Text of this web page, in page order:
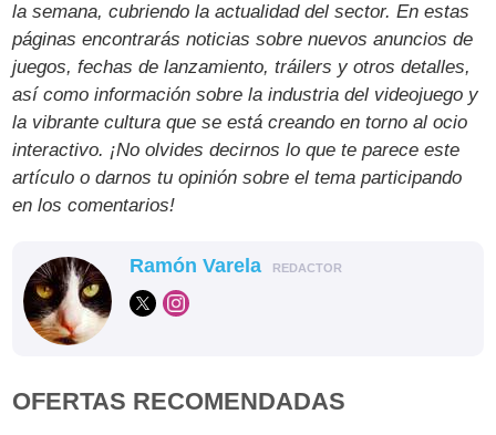
la semana, cubriendo la actualidad del sector. En estas
páginas encontrarás noticias sobre nuevos anuncios de
juegos, fechas de lanzamiento, tráilers y otros detalles,
así como información sobre la industria del videojuego y
la vibrante cultura que se está creando en torno al ocio
interactivo. ¡No olvides decirnos lo que te parece este
artículo o darnos tu opinión sobre el tema participando
en los comentarios!
Ramón Varela REDACTOR
OFERTAS RECOMENDADAS